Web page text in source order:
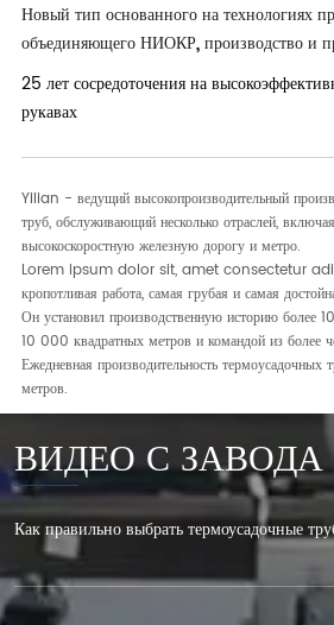
Новый тип основанного на технологиях
объединяющего НИОКР, производство и
25 лет сосредоточения на
рукавах
Yilian - ведущий высокопроизводительный
труб, обслуживающий несколько отраслей,
высокоскоростную железную дорогу и метро.
Lorem ipsum dolor sit, amet consectetur
кропотливая работа, самая грубая и самая
Он установил производственную историю более
10 000 квадратных метров и командой из более
Ежедневная производительность
метров.
ВИДЕО С ЗАВОДА
Как правильно выбрать термоусадочные